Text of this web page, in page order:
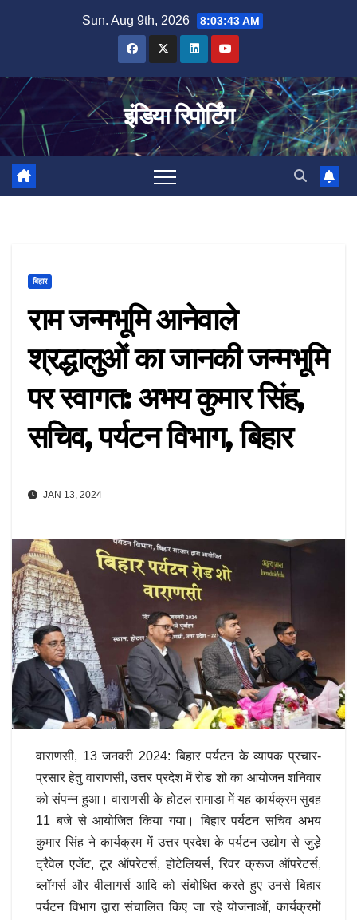
Sun. Aug 9th, 2026 8:03:44 AM
इंडिया रिपोर्टिंग
बिहार
राम जन्मभूमि आनेवाले
श्रद्धालुओं का जानकी जन्मभूमि
पर स्वागत: अभय कुमार सिंह,
सचिव, पर्यटन विभाग, बिहार
JAN 13, 2024
वाराणसी, 13 जनवरी 2024: बिहार पर्यटन के व्यापक प्रचार-
प्रसार हेतु वाराणसी, उत्तर प्रदेश में रोड शो का आयोजन शनिवार
को संपन्न हुआ। वाराणसी के होटल रामाडा में यह कार्यक्रम सुबह
11 बजे से आयोजित किया गया। बिहार पर्यटन सचिव अभय
कुमार सिंह ने कार्यक्रम में उत्तर प्रदेश के पर्यटन उद्योग से जुड़े
ट्रैवेल एजेंट, टूर ऑपरेटर्स, होटेलियर्स, रिवर क्रूज ऑपरेटर्स,
ब्लॉगर्स और वीलागर्स आदि को संबोधित करते हुए उनसे बिहार
पर्यटन विभाग द्वारा संचालित किए जा रहे योजनाओं, कार्यक्रमों